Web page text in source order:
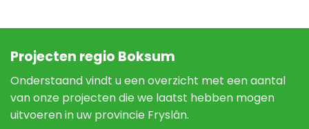
Projecten regio Boksum
Onderstaand vindt u een overzicht met een aantal
van onze projecten die we laatst hebben mogen
uitvoeren in uw provincie Fryslân.